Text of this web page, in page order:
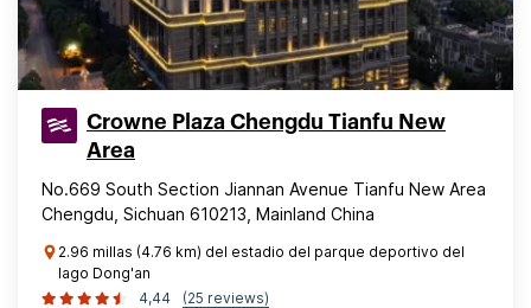
Crowne Plaza Chengdu Tianfu New
Area
No.669 South Section Jiannan Avenue Tianfu New Area
Chengdu, Sichuan 610213, Mainland China
2.96 millas (4.76 km) del estadio del parque deportivo del
lago Dong'an
4,44
(25 reviews)